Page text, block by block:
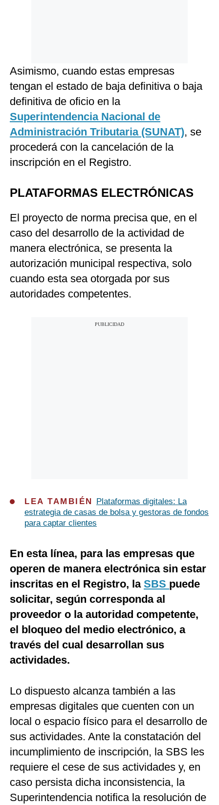
Asimismo, cuando estas empresas
tengan el estado de baja definitiva o baja
definitiva de oficio en la
Superintendencia Nacional de
Administración Tributaria (SUNAT), se
procederá con la cancelación de la
inscripción en el Registro.
PLATAFORMAS ELECTRÓNICAS
El proyecto de norma precisa que, en el
caso del desarrollo de la actividad de
manera electrónica, se presenta la
autorización municipal respectiva, solo
cuando esta sea otorgada por sus
autoridades competentes.
LEA TAMBIÉN
Plataformas digitales: La
estrategia de casas de bolsa y gestoras de fondos
para captar clientes
En esta línea, para las empresas que
operen de manera electrónica sin estar
inscritas en el Registro, la SBS puede
solicitar, según corresponda al
proveedor o la autoridad competente,
el bloqueo del medio electrónico, a
través del cual desarrollan sus
actividades.
Lo dispuesto alcanza también a las
empresas digitales que cuenten con un
local o espacio físico para el desarrollo de
sus actividades. Ante la constatación del
incumplimiento de inscripción, la SBS les
requiere el cese de sus actividades y, en
caso persista dicha inconsistencia, la
Superintendencia notifica la resolución de